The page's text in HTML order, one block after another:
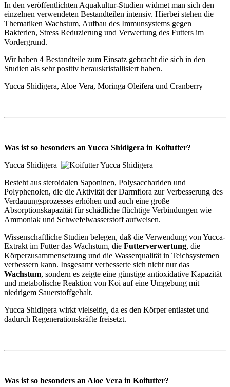
In den veröffentlichten Aquakultur-Studien widmet man sich den
einzelnen verwendeten Bestandteilen intensiv. Hierbei stehen die
Thematiken Wachstum, Aufbau des Immunsystems gegen
Bakterien, Stress Reduzierung und Verwertung des Futters im
Vordergrund.
Wir haben 4 Bestandteile zum Einsatz gebracht die sich in den
Studien als sehr positiv herauskristallisiert haben.
Yucca Shidigera, Aloe Vera, Moringa Oleifera und Cranberry
Was ist so besonders an Yucca Shidigera in Koifutter?
Yucca Shidigera
Besteht aus steroidalen Saponinen, Polysacchariden und
Polyphenolen, die die Aktivität der Darmflora zur Verbesserung des
Verdauungsprozesses erhöhen und auch eine große
Absorptionskapazität für schädliche flüchtige Verbindungen wie
Ammoniak und Schwefelwasserstoff aufweisen.
Wissenschaftliche Studien belegen, daß die Verwendung von Yucca-
Extrakt im Futter das Wachstum, die Futterverwertung, die
Körperzusammensetzung und die Wasserqualität in Teichsystemen
verbessern kann. Insgesamt verbesserte sich nicht nur das
Wachstum, sondern es zeigte eine günstige antioxidative Kapazität
und metabolische Reaktion von Koi auf eine Umgebung mit
niedrigem Sauerstoffgehalt.
Yucca Shidigera wirkt vielseitig, da es den Körper entlastet und
dadurch Regenerationskräfte freisetzt.
Was ist so besonders an Aloe Vera in Koifutter?